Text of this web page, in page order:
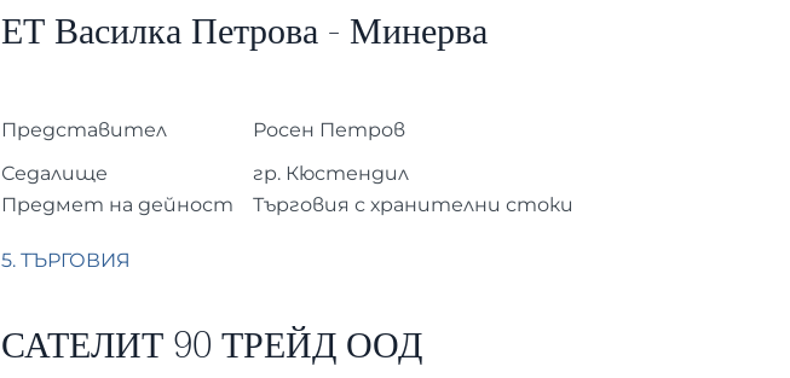
ЕТ Василка Петрова - Минерва
Представител
Росен Петров
Седалище
гр. Кюстендил
Предмет на дейност
Търговия с хранителни стоки
5. ТЪРГОВИЯ
САТЕЛИТ 90 ТРЕЙД ООД